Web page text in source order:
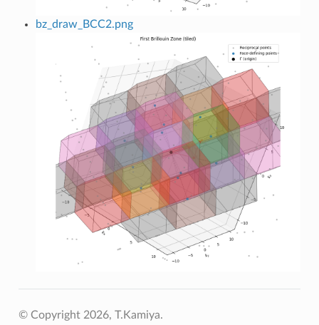
bz_draw_BCC2.png
© Copyright 2026, T.Kamiya.